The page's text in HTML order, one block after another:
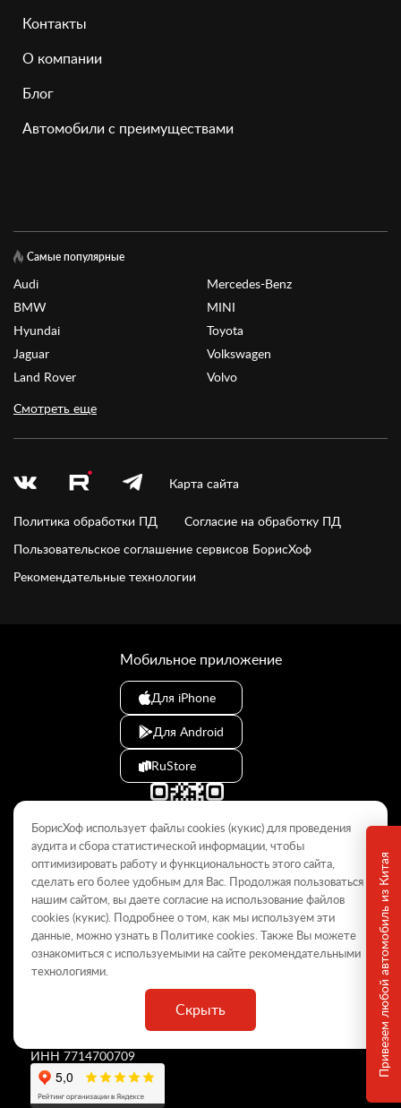
Привезем любой автомобиль из Китая
Контакты
О компании
Блог
Автомобили с преимуществами
Самые популярные
Audi
BMW
Hyundai
Jaguar
Land Rover
Mercedes-Benz
MINI
Toyota
Volkswagen
Volvo
Смотреть еще
Карта сайта
Политика обработки ПД
Согласие на обработку ПД
Пользовательское соглашение сервисов БорисХоф
Рекомендательные технологии
© 2009–2026
Данный интернет-сайт носит информационный характер и не
является публичной офертой, определяемой положениями Статьи
437 ГК РФ. Для получения подробной информации обращайтесь в
дилерские центры.
БорисХоф Холдинг»
ИНН 7714700709
Мобильное приложение
Для iPhone
Для Android
RuStore
БорисХоф использует файлы cookies (кукиc) для проведения
аудита и сбора статистической информации, чтобы
оптимизировать работу и функциональность этого сайта,
сделать его более удобным для Вас. Продолжая пользоваться
нашим сайтом, вы даете согласие на использование файлов
cookies (кукиc). Подробнее о том, как мы используем эти
данные, можно узнать в Политикеcookies. Также Вы можете
ознакомиться с используемыми на сайте рекомендательными
технологиями.
Скрыть